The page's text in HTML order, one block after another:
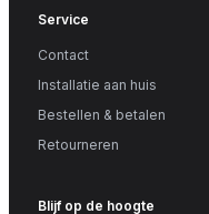
Service
Contact
Installatie aan huis
Bestellen & betalen
Retourneren
Blijf op de hoogte